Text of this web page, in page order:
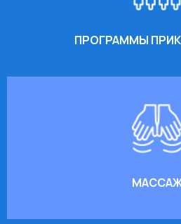
ПРОГРАММЫ